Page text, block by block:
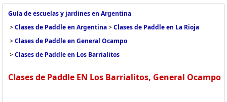
Guía de escuelas y jardines en Argentina
>Clases de Paddle en Argentina>Clases de Paddle en La Rioja
>Clases de Paddle en General Ocampo
>Clases de Paddle en Los Barrialitos
Clases de Paddle EN Los Barrialitos, General Ocampo